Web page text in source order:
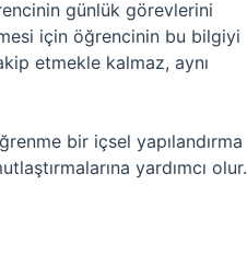
günlük görevlerini
için öğrencinin bu bilgiyi
etmekle kalmaz, aynı
bir içsel yapılandırma
yardımcı olur.